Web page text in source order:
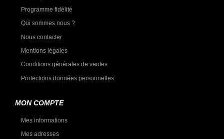
Programme fidélité
Qui sommes nous ?
Nous contacter
Mentions légales
Conditions générales de ventes
Protections données personnelles
MON COMPTE
Mes informations
Mes adresses